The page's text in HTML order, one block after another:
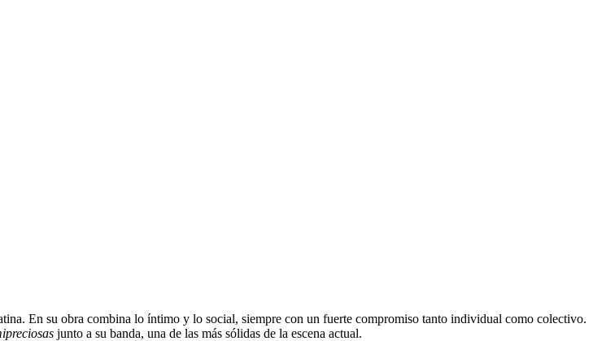
En su obra combina lo íntimo y lo social, siempre con un fuerte compromiso tanto individual como colectivo.
junto a su banda, una de las más sólidas de la escena actual.